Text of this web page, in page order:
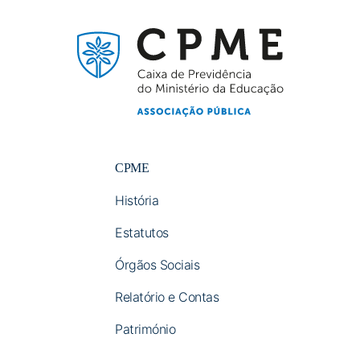
CPME
História
Estatutos
Órgãos Sociais
Relatório e Contas
Património